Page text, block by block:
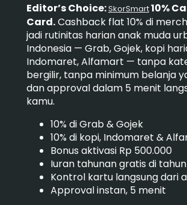
Editor’s Choice:SkorSmart10%
Card.Cashback flat 10% di
jadi rutinitas harian anak muda
Indonesia — Grab, Gojek, kopi
Indomaret, Alfamart — tanpa
bergilir, tanpa minimum belanja
dan approval dalam 5 menit
kamu.
10% di Grab & Gojek
10% di kopi, Indomaret &
Bonus aktivasi Rp 500.000
Iuran tahunan gratis di
Kontrol kartu langsung dari
Approval instan, 5 menit